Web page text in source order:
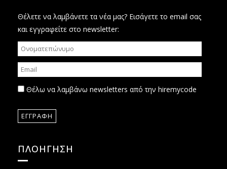
Θέλετε να λαμβάνετε τα νέα μας? Εισάγετε το email σας
και εγγραφείτε στο newsletter:
Θέλω να λαμβάνω newsletters από την hiremycode
ΠΛΟΗΓΗΣΗ